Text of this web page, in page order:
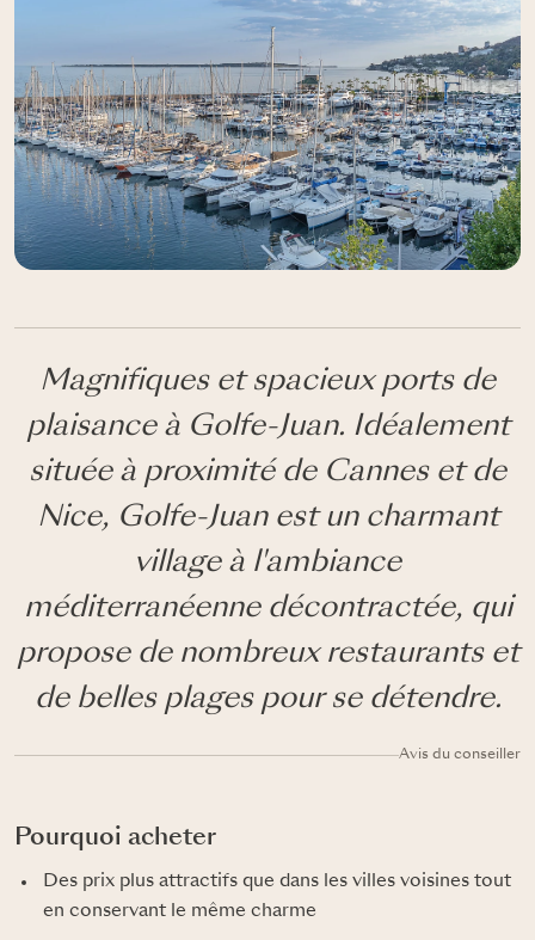
Magnifiques et spacieux ports de
plaisance à Golfe-Juan. Idéalement
située à proximité de Cannes et de
Nice, Golfe-Juan est un charmant
village à l'ambiance
méditerranéenne décontractée, qui
propose de nombreux restaurants et
de belles plages pour se détendre.
Avis du conseiller
Pourquoi acheter
Des prix plus attractifs que dans les villes voisines tout
en conservant le même charme